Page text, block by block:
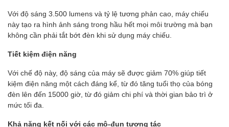
Với độ sáng 3.500 lumens và tỷ lệ tương phản cao, máy chiếu
này tạo ra hình ảnh sáng trong hầu hết mọi môi trường mà bạn
không cần phải tắt bớt đèn khi sử dụng máy chiếu.
Tiết kiệm điện năng
Với chế độ này, độ sáng của máy sẽ được giảm 70% giúp tiết
kiệm điện năng một cách đáng kể, từ đó tăng tuổi thọ của bóng
đèn lên đến 15000 giờ, từ đó giảm chi phí và thời gian bảo trì ở
mức tối đa.
Khả năng kết nối với các mô-đun tương tác